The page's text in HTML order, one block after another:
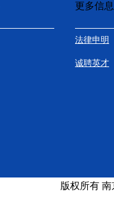
更多信息
法律申明
诚聘英才
版权所有